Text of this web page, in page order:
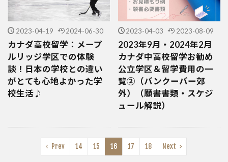
2023-04-19 2024-06-30
カナダ高校留学：メープ
ルリッジ学区での体験
談！日本の学校との違い
がとても心地よかった学
校生活♪
2023-04-03 2023-08-09
2023年9月・2024年2月
カナダ中高校留学お勧め
公立学区＆留学費用の一
覧②（バンクーバー郊
外）（願書書類・スケジ
ュール解説）
Prev 14 15 16 17 18 Next